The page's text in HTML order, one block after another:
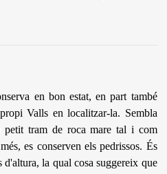
en bon estat, en part també
Valls en localitzar-la. Sembla
petit tram de roca mare tal i com
es conserven els pedrissos. És
d'altura, la qual cosa suggereix que